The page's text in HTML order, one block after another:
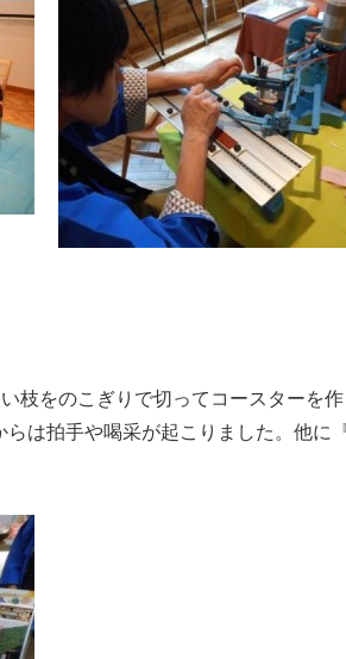
枝をのこぎりで切ってコースターを
は拍手や喝采が起こりました。他に